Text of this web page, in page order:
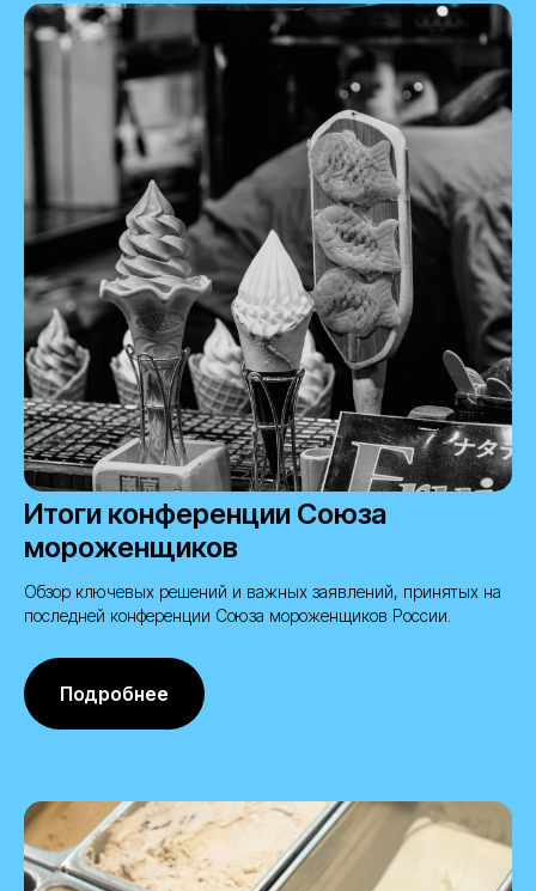
Итоги конференции Союза
мороженщиков
Обзор ключевых решений и важных заявлений, принятых на
последней конференции Союза мороженщиков России.
Подробнее